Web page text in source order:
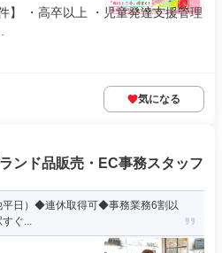
】 ・高卒以上 ・児童発達支援管理
気になる
ンド品販売・EC事務スタッフ
日）◆連休取得可◆事務業務6割以
ぐ...